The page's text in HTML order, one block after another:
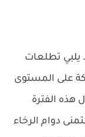
تطلعات
على المستوى
هذه الفترة
دوام الرخاء